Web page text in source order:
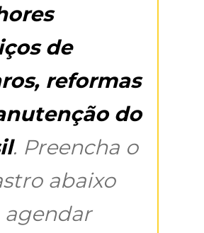
de
reformas
do
. Preencha o
abaixo
agendar